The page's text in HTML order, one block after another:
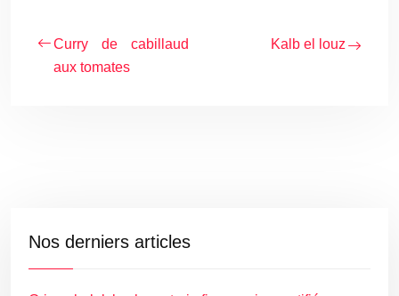
Curry de cabillaud
aux tomates
Kalb el louz
Nos derniers articles